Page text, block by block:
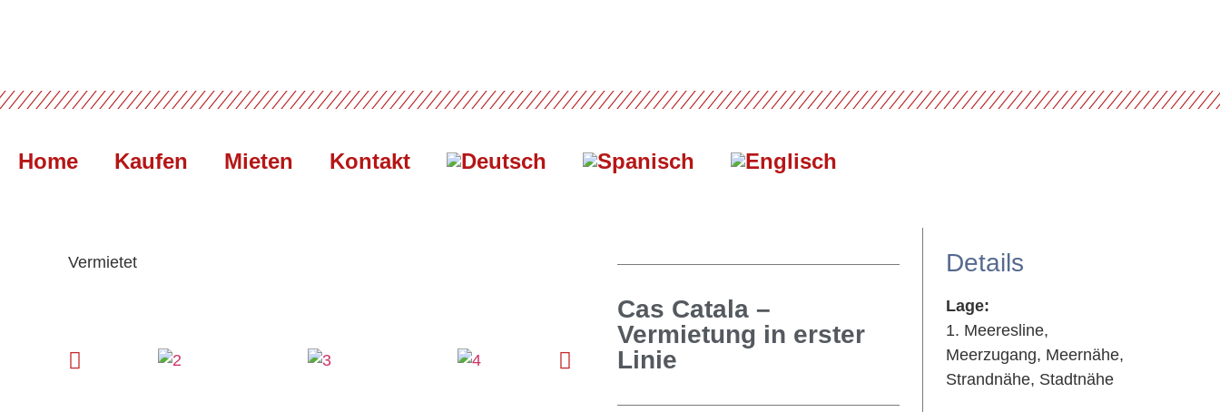
Home Kaufen Mieten Kontakt
Vermietet
Cas Catala –
Vermietung in erster
Linie
Details
Lage:
1. Meeresline,
Meerzugang, Meernähe,
Strandnähe, Stadtnähe